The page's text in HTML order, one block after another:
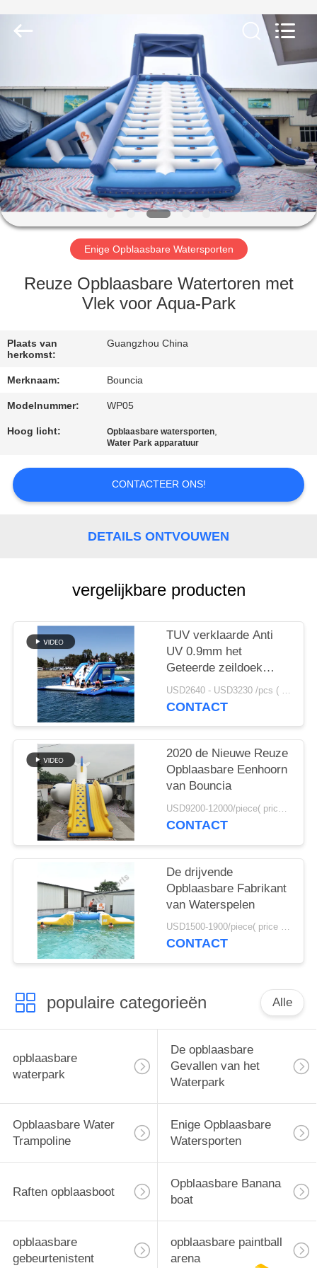
PRODUCTEN
VIDEO'S
ONGEVEER
ONS
FABRIEKSREIS
KWALITEITSCONTROLE
CONTACTEER
ONS
VERZOEK
EEN
CITAAT
SITEMAP
PRIVACY
Factory.
Enige Opblaasbare Watersporten
Reuze Opblaasbare Watertoren met
Vlek voor Aqua-Park
Plaats van
herkomst:
Guangzhou China
Merknaam: Bouncia
Modelnummer: WP05
Hoog licht: Opblaasbare watersporten,
Water Park apparatuur
CONTACTEER ONS!
DETAILS ONTVOUWEN
vergelijkbare producten
TUV verklaarde Anti
UV 0.9mm het
Geteerde zeildoek
Opblaasbaar Water van
pvc het Springen
USD2640 - USD3230 /pcs ( price just for reference, detailed prices need to be confirmed） MOQ:1PC
CONTACT
2020 de Nieuwe Reuze
Opblaasbare Eenhoorn
van Bouncia
USD9200-12000/piece( price just for reference, detailed prices need to be confirmed) MOQ:1PC
CONTACT
De drijvende
Opblaasbare Fabrikant
van Waterspelen
USD1500-1900/piece( price just for reference, detailed prices need to be confirmed) MOQ:1PC
CONTACT
populaire categorieën Alle
opblaasbare
waterpark
De opblaasbare
Gevallen van het
Waterpark
Opblaasbare Water
Trampoline
Enige Opblaasbare
Watersporten
Raften opblaasboot
Opblaasbare Banana
boat
opblaasbare
gebeurtenistent
opblaasbare paintball
arena